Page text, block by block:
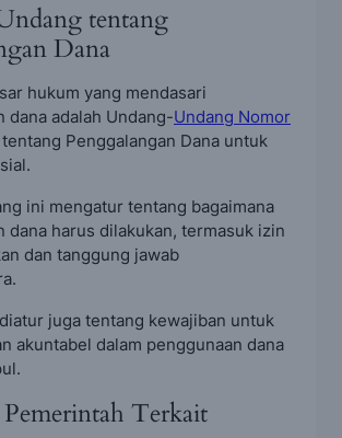
tentang
Dana
hukum yang mendasari
dana adalah Undang-Undang Nomor
tentang Penggalangan Dana untuk
ini mengatur tentang bagaimana
dana harus dilakukan, termasuk izin
dan tanggung jawab
juga tentang kewajiban untuk
akuntabel dalam penggunaan dana
Terkait